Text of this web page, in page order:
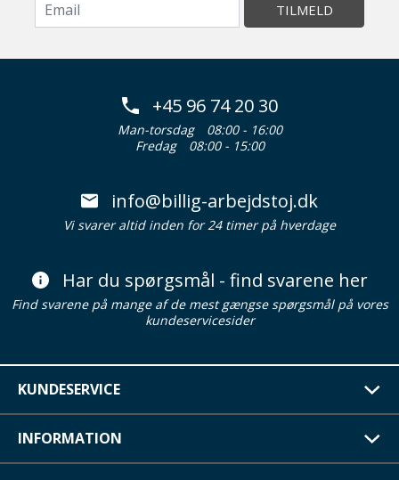
TILMELD
+45 96 74 20 30
Man-torsdag
08:00 - 16:00
Fredag
08:00 - 15:00
info@billig-arbejdstoj.dk
Vi svarer altid inden for 24 timer på hverdage
Har du spørgsmål - find svarene her
Find svarene på mange af de mest gængse spørgsmål på vores
kundeservicesider
KUNDESERVICE
INFORMATION